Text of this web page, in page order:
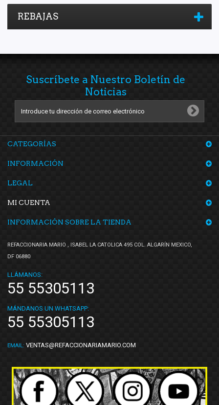
REBAJAS
Suscríbete a Nuestro Boletín de
Noticias
CATEGORÍAS
INFORMACIÓN
LEGAL
MI CUENTA
INFORMACIÓN SOBRE LA TIENDA
REFACCIONARIA MARIO , ISABEL LA CATOLICA 495 COL. ALGARÍN MEXICO,
DF 06880
LLÁMANOS:
55 55305113
MÁNDANOS UN WHATSAPP:
55 55305113
EMAIL: VENTAS@REFACCIONARIAMARIO.COM